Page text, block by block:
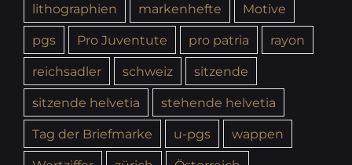
lithographien
markenhefte
Motive
pgs
Pro Juventute pro patria
rayon
reichsadler
schweiz
sitzende
sitzende helvetia
stehende helvetia
Tag der Briefmarke
u-pgs
wappen